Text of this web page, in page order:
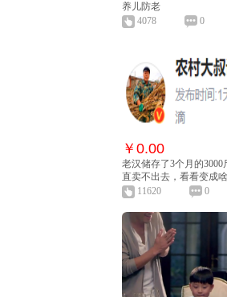
养儿防老
4078
0
￥0.00
老汉储存了3个月的3000
直卖不出去，看看变成
11620
0